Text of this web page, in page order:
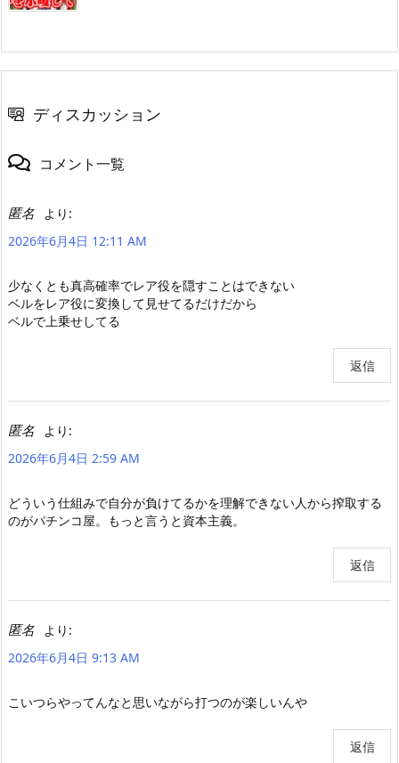
ディスカッション
コメント一覧
匿名 より:
2026年6月4日 12:11 AM
少なくとも真高確率でレア役を隠すことはできない
ベルをレア役に変換して見せてるだけだから
ベルで上乗せしてる
返信
匿名 より:
2026年6月4日 2:59 AM
どういう仕組みで自分が負けてるかを理解できない人から搾取する
のがパチンコ屋。もっと言うと資本主義。
返信
匿名 より:
2026年6月4日 9:13 AM
こいつらやってんなと思いながら打つのが楽しいんや
返信